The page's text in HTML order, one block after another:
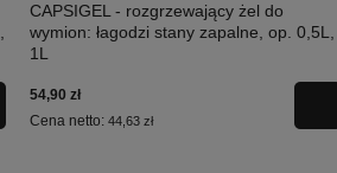
CAPSIGEL - rozgrzewający żel do
wymion: łagodzi stany zapalne, op. 0,5L,
1L
54,90 zł
Cena netto: 44,63 zł